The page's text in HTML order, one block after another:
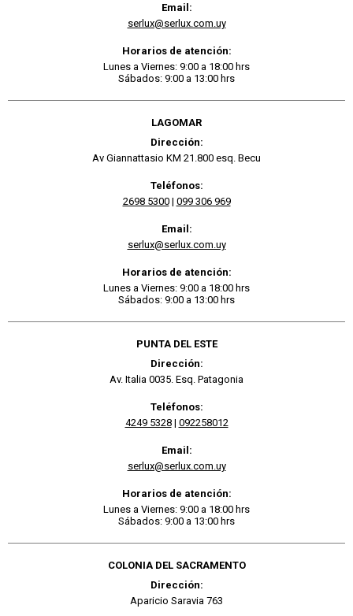
Email:
serlux@serlux.com.uy
Horarios de atención:
Lunes a Viernes: 9:00 a 18:00 hrs
Sábados: 9:00 a 13:00 hrs
LAGOMAR
Dirección:
Av Giannattasio KM 21.800 esq. Becu
Teléfonos:
2698 5300| 099 306 969
Email:
serlux@serlux.com.uy
Horarios de atención:
Lunes a Viernes: 9:00 a 18:00 hrs
Sábados: 9:00 a 13:00 hrs
PUNTA DEL ESTE
Dirección:
Av. Italia 0035. Esq. Patagonia
Teléfonos:
4249 5328| 092258012
Email:
serlux@serlux.com.uy
Horarios de atención:
Lunes a Viernes: 9:00 a 18:00 hrs
Sábados: 9:00 a 13:00 hrs
COLONIA DEL SACRAMENTO
Dirección:
Aparicio Saravia 763